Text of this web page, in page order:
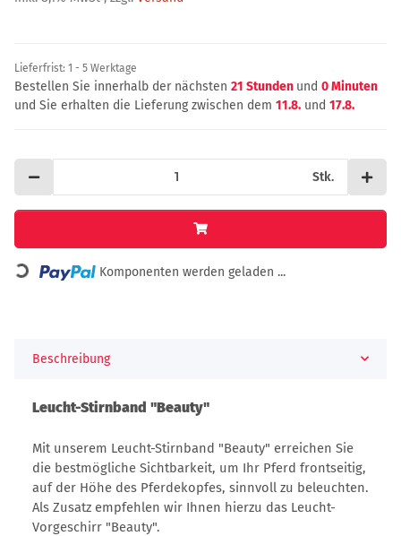
Lieferfrist: 1 - 5 Werktage
Bestellen Sie innerhalb der nächsten 21 Stunden und 0 Minuten
und Sie erhalten die Lieferung zwischen dem 11.8. und 17.8.
Stk.
Loading... Komponenten werden geladen ...
Beschreibung
Leucht-Stirnband "Beauty"
Mit unserem Leucht-Stirnband "Beauty" erreichen Sie
die bestmögliche Sichtbarkeit, um Ihr Pferd frontseitig,
auf der Höhe des Pferdekopfes, sinnvoll zu beleuchten.
Als Zusatz empfehlen wir Ihnen hierzu das Leucht-
Vorgeschirr "Beauty".